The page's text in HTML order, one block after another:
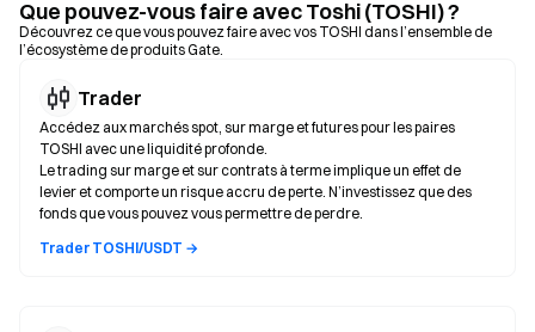
Que pouvez-vous faire avec Toshi (TOSHI) ?
Découvrez ce que vous pouvez faire avec vos TOSHI dans l’ensemble de
l’écosystème de produits Gate.
Trader
Accédez aux marchés spot, sur marge et futures pour les paires
TOSHI avec une liquidité profonde.
Le trading sur marge et sur contrats à terme implique un effet de
levier et comporte un risque accru de perte. N’investissez que des
fonds que vous pouvez vous permettre de perdre.
Trader TOSHI/USDT →